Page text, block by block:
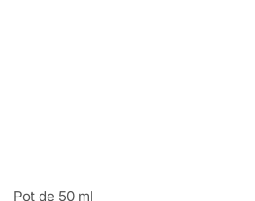
Pot de 50 ml